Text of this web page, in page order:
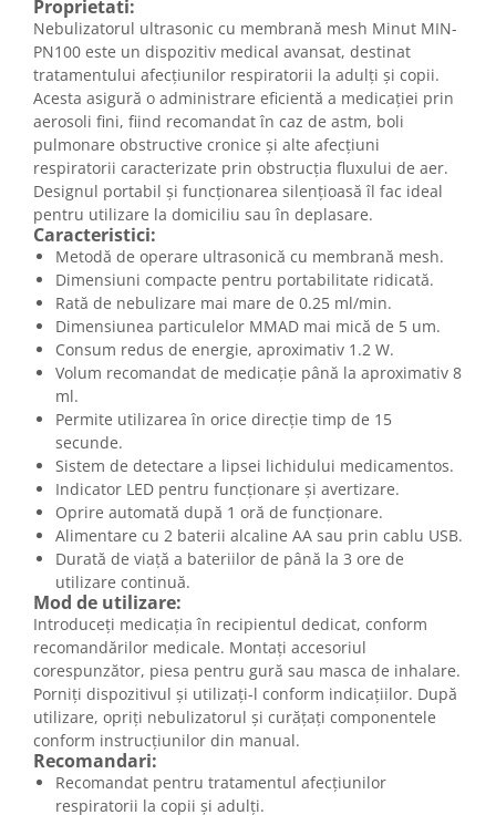
Proprietati:
Nebulizatorul ultrasonic cu membrană mesh Minut MIN-
PN100 este un dispozitiv medical avansat, destinat
tratamentului afecțiunilor respiratorii la adulți și copii.
Acesta asigură o administrare eficientă a medicației prin
aerosoli fini, fiind recomandat în caz de astm, boli
pulmonare obstructive cronice și alte afecțiuni
respiratorii caracterizate prin obstrucția fluxului de aer.
Designul portabil și funcționarea silențioasă îl fac ideal
pentru utilizare la domiciliu sau în deplasare.
Caracteristici:
Metodă de operare ultrasonică cu membrană mesh.
Dimensiuni compacte pentru portabilitate ridicată.
Rată de nebulizare mai mare de 0.25 ml/min.
Dimensiunea particulelor MMAD mai mică de 5 um.
Consum redus de energie, aproximativ 1.2 W.
Volum recomandat de medicație până la aproximativ 8
ml.
Permite utilizarea în orice direcție timp de 15
secunde.
Sistem de detectare a lipsei lichidului medicamentos.
Indicator LED pentru funcționare și avertizare.
Oprire automată după 1 oră de funcționare.
Alimentare cu 2 baterii alcaline AA sau prin cablu USB.
Durată de viață a bateriilor de până la 3 ore de
utilizare continuă.
Mod de utilizare:
Introduceți medicația în recipientul dedicat, conform
recomandărilor medicale. Montați accesoriul
corespunzător, piesa pentru gură sau masca de inhalare.
Porniți dispozitivul și utilizați-l conform indicațiilor. După
utilizare, opriți nebulizatorul și curățați componentele
conform instrucțiunilor din manual.
Recomandari:
Recomandat pentru tratamentul afecțiunilor
respiratorii la copii și adulți.